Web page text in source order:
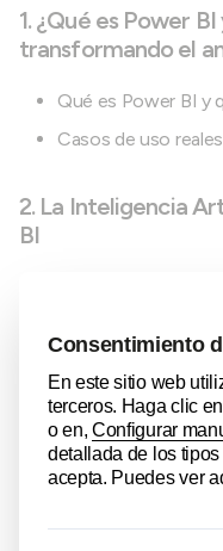
1. ¿Qué es Power
transformando el
Qué es Power BI y
Casos de uso
2. La Inteligencia
BI
ayuda de la IA.
3. De una hoja de
pocos minutos